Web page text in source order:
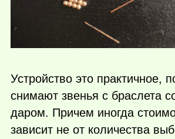
Устройство это практичное,
снимают звенья с браслета
даром. Причем иногда
зависит не от количества